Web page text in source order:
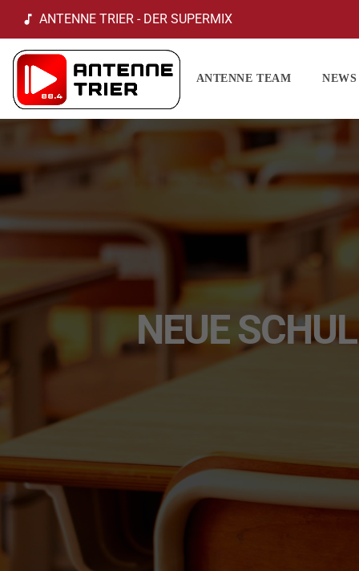
music_note ANTENNE TRIER - DER SUPERMIX
ANTENNE TEAM NEWS
NEUE